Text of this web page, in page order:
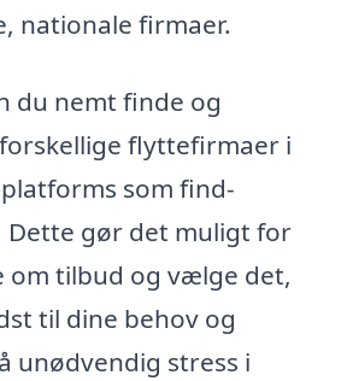
nationale firmaer.
du nemt finde og
flyttefirmaer i
som find-
gør det muligt for
om tilbud og vælge det,
til dine behov og
unødvendig stress i